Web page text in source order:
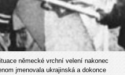
německé vrchní velení nakonec
jmenovala ukrajinská a dokonce